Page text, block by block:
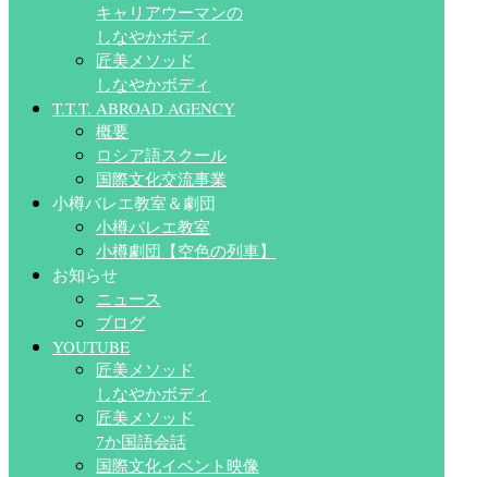
キャリアウーマンの
しなやかボディ
匠美メソッド
しなやかボディ
T.T.T. ABROAD AGENCY
概要
ロシア語スクール
国際文化交流事業
小樽バレエ教室＆劇団
小樽バレエ教室
小樽劇団【空色の列車】
お知らせ
ニュース
ブログ
YOUTUBE
匠美メソッド
しなやかボディ
匠美メソッド
7か国語会話
国際文化イベント映像